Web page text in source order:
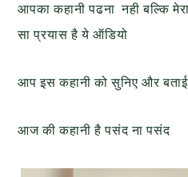
आपका कहानी पढना नही बल्कि
सा प्रयास है ये ऑडियो
आप इस कहानी को सुनिए और
आज की कहानी है पसंद ना पसंद